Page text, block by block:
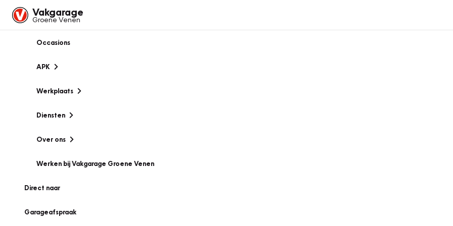
Vakgarage
Groene Venen
Occasions
APK
Werkplaats
Diensten
Over ons
Werken bij Vakgarage Groene Venen
Direct naar
Garageafspraak